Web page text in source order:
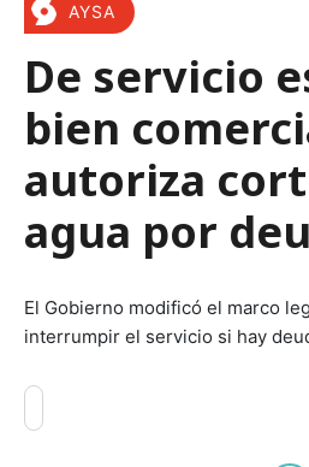
AYSA
De servicio
bien
autoriza
agua por
El Gobierno modificó el marco
interrumpir el servicio si hay